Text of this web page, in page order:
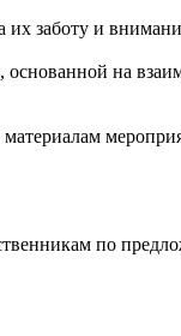
их заботу и
на
по